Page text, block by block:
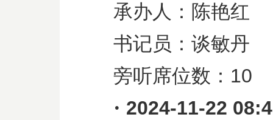
承办人：陈艳红
书记员：谈敏丹
旁听席位数： 10
· 2024-11-22